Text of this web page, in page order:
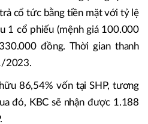
trả cổ tức bằng tiền mặt với tỷ lệ
1 cổ phiếu (mệnh giá 100.000
đồng. Thời gian thanh
2023.
86,54% vốn tại SHP, tương
đó, KBC sẽ nhận được 1.188